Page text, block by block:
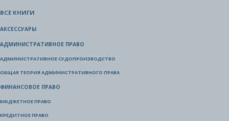
ВСЕ КНИГИ
АКСЕССУАРЫ
АДМИНИСТРАТИВНОЕ ПРАВО
АДМИНИСТРАТИВНОЕ СУДОПРОИЗВОДСТВО
ОБЩАЯ ТЕОРИЯ АДМИНИСТРАТИВНОГО ПРАВА
ФИНАНСОВОЕ ПРАВО
БЮДЖЕТНОЕ ПРАВО
КРЕДИТНОЕ ПРАВО